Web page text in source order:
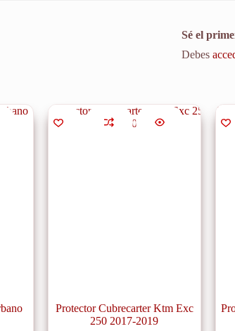
Sé el
Debes
Protector Cubrecarter Ktm Exc
250 2017-2019